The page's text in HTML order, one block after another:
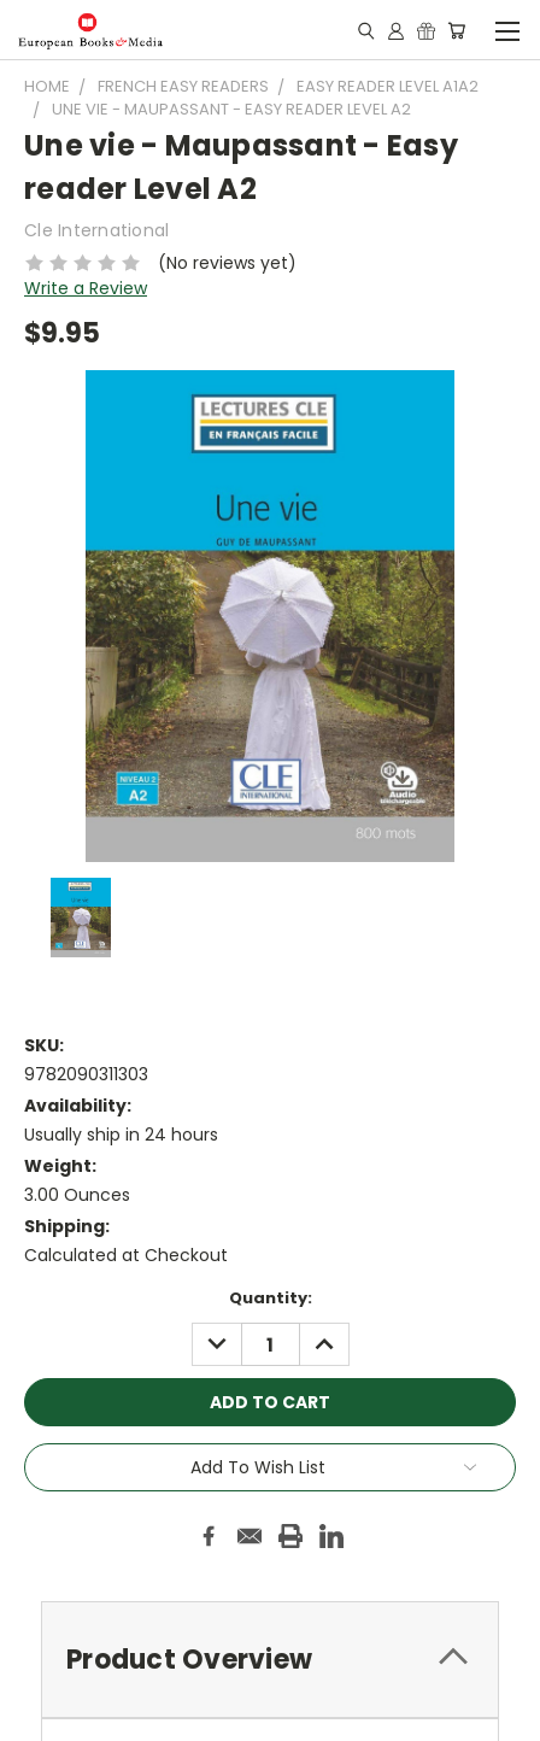
HOME FRENCH EASY READERS
EASY READER LEVEL A1A2
UNE VIE - MAUPASSANT - EASY READER LEVEL A2
Une vie - Maupassant - Easy
reader Level A2
Cle International
(No reviews yet)
Write a Review
$9.95
SKU:
9782090311303
Availability:
Usually ship in 24 hours
Weight:
3.00 Ounces
Shipping:
Calculated at Checkout
Quantity:
DECREASE
QUANTITY:
INCREASE
QUANTITY:
Add To Wish List
Product Overview